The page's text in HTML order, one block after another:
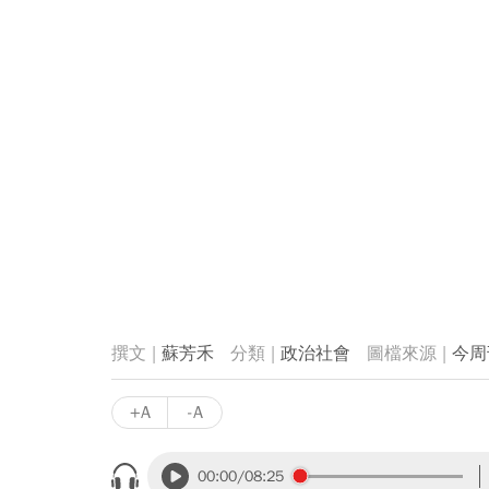
蘇芳禾 政治社會 今
+A -A
00:00/08:25